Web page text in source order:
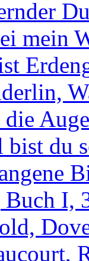
mein
bist du
Buch I,